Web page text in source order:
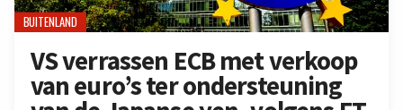
BUITENLAND
VS verrassen ECB met verkoop
van euro’s ter ondersteuning